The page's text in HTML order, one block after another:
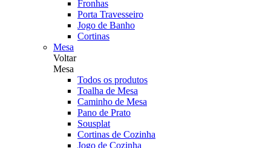
Fronhas
Porta Travesseiro
Jogo de Banho
Cortinas
Mesa
Voltar
Mesa
Todos os produtos
Toalha de Mesa
Caminho de Mesa
Pano de Prato
Sousplat
Cortinas de Cozinha
Jogo de Cozinha